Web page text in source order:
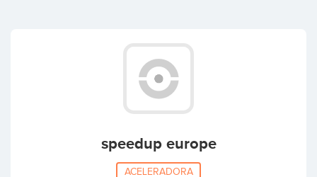
speedup europe
ACELERADORA